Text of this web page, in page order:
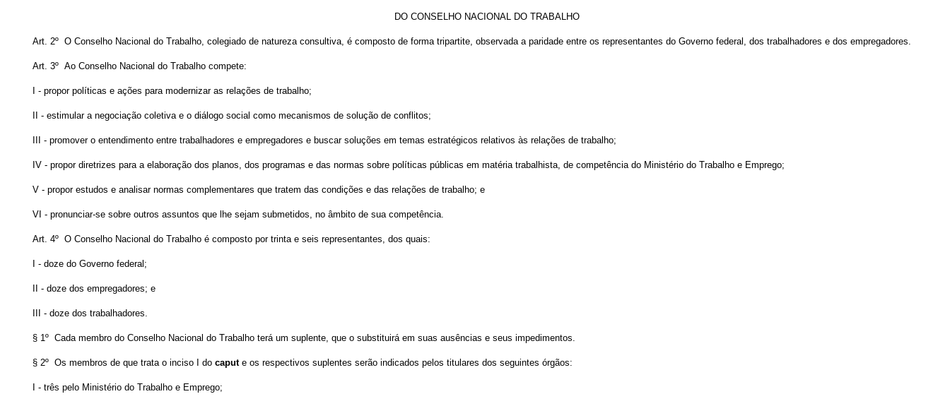
DO CONSELHO NACIONAL DO TRABALHO
Art. 2º O Conselho Nacional do Trabalho, colegiado de natureza consultiva, é composto de forma tripartite, observada a paridade entre os representantes do Governo federal, dos trabalhadores e dos empregadores.
Art. 3º Ao Conselho Nacional do Trabalho compete:
I - propor políticas e ações para modernizar as relações de trabalho;
II - estimular a negociação coletiva e o diálogo social como mecanismos de solução de conflitos;
III - promover o entendimento entre trabalhadores e empregadores e buscar soluções em temas estratégicos relativos às relações de trabalho;
IV - propor diretrizes para a elaboração dos planos, dos programas e das normas sobre políticas públicas em matéria trabalhista, de competência do Ministério do Trabalho e Emprego;
V - propor estudos e analisar normas complementares que tratem das condições e das relações de trabalho; e
VI - pronunciar-se sobre outros assuntos que lhe sejam submetidos, no âmbito de sua competência.
Art. 4º O Conselho Nacional do Trabalho é composto por trinta e seis representantes, dos quais:
I - doze do Governo federal;
II - doze dos empregadores; e
III - doze dos trabalhadores.
§ 1º Cada membro do Conselho Nacional do Trabalho terá um suplente, que o substituirá em suas ausências e seus impedimentos.
§ 2º Os membros de que trata o inciso I do capute os respectivos suplentes serão indicados pelos titulares dos seguintes órgãos:
I - três pelo Ministério do Trabalho e Emprego;